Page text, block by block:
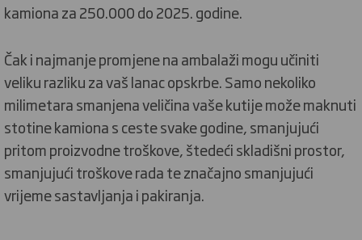
kamiona za 250.000 do 2025. godine.
Čak i najmanje promjene na ambalaži mogu učiniti
veliku razliku za vaš lanac opskrbe. Samo nekoliko
milimetara smanjena veličina vaše kutije može maknuti
stotine kamiona s ceste svake godine, smanjujući
pritom proizvodne troškove, štedeći skladišni prostor,
smanjujući troškove rada te značajno smanjujući
vrijeme sastavljanja i pakiranja.